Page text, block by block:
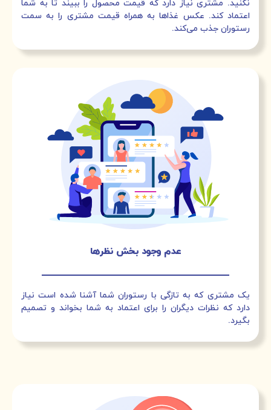
نکنید. مشتری نیاز دارد که قیمت محصول را ببیند تا به شما
اعتماد کند. عکس غذاها به همراه قیمت مشتری را به سمت
رستوران جذب می‌کند.
عدم وجود بخش نظرها
یک مشتری که به تازگی با رستوران شما آشنا شده است نیاز
دارد که نظرات دیگران را برای اعتماد به شما بخواند و تصمیم
بگیرد.